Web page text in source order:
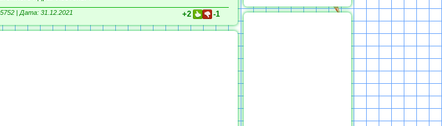
| Дата: 31.12.2021 +2 -1